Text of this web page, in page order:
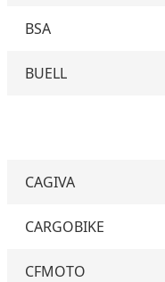
BSA
BUELL
CAGIVA
CARGOBIKE
CFMOTO